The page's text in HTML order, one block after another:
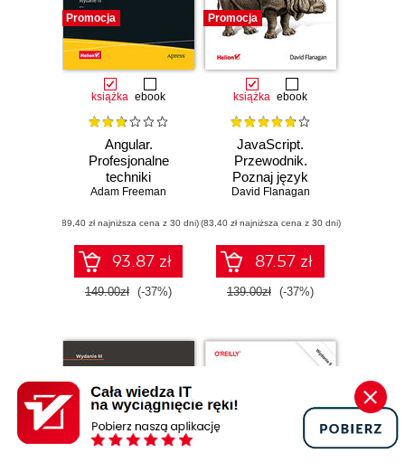
Promocja
książka ebook
Angular.
Profesjonalne
techniki
programowania.
Adam Freeman
(89,40 zł najniższa cena z 30 dni)
93.87 zł
149.00zł (-37%)
Promocja
książka ebook
JavaScript.
Przewodnik.
Poznaj język
mistrzów
Wydanie VII
David Flanagan
(83,40 zł najniższa cena z 30 dni)
87.57 zł
139.00zł (-37%)